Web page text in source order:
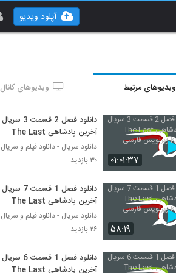
آپلود ویدیو
ویدیوهای مرتبط ویدیوهای کانال
۰۱:۰۱:۳۷
دانلود فصل 2 قسمت 3 سریال
آخرین پادشاهی The Last
Kingdom زیرنویس فارسی
۳۰ بازدید
۵۸:۱۹
دانلود فصل 1 قسمت 7 سریال
آخرین پادشاهی The Last
Kingdom زیرنویس فارسی
۲۶ بازدید
دانلود فصل 1 قسمت 6 سریال
آخرین پادشاهی The Last